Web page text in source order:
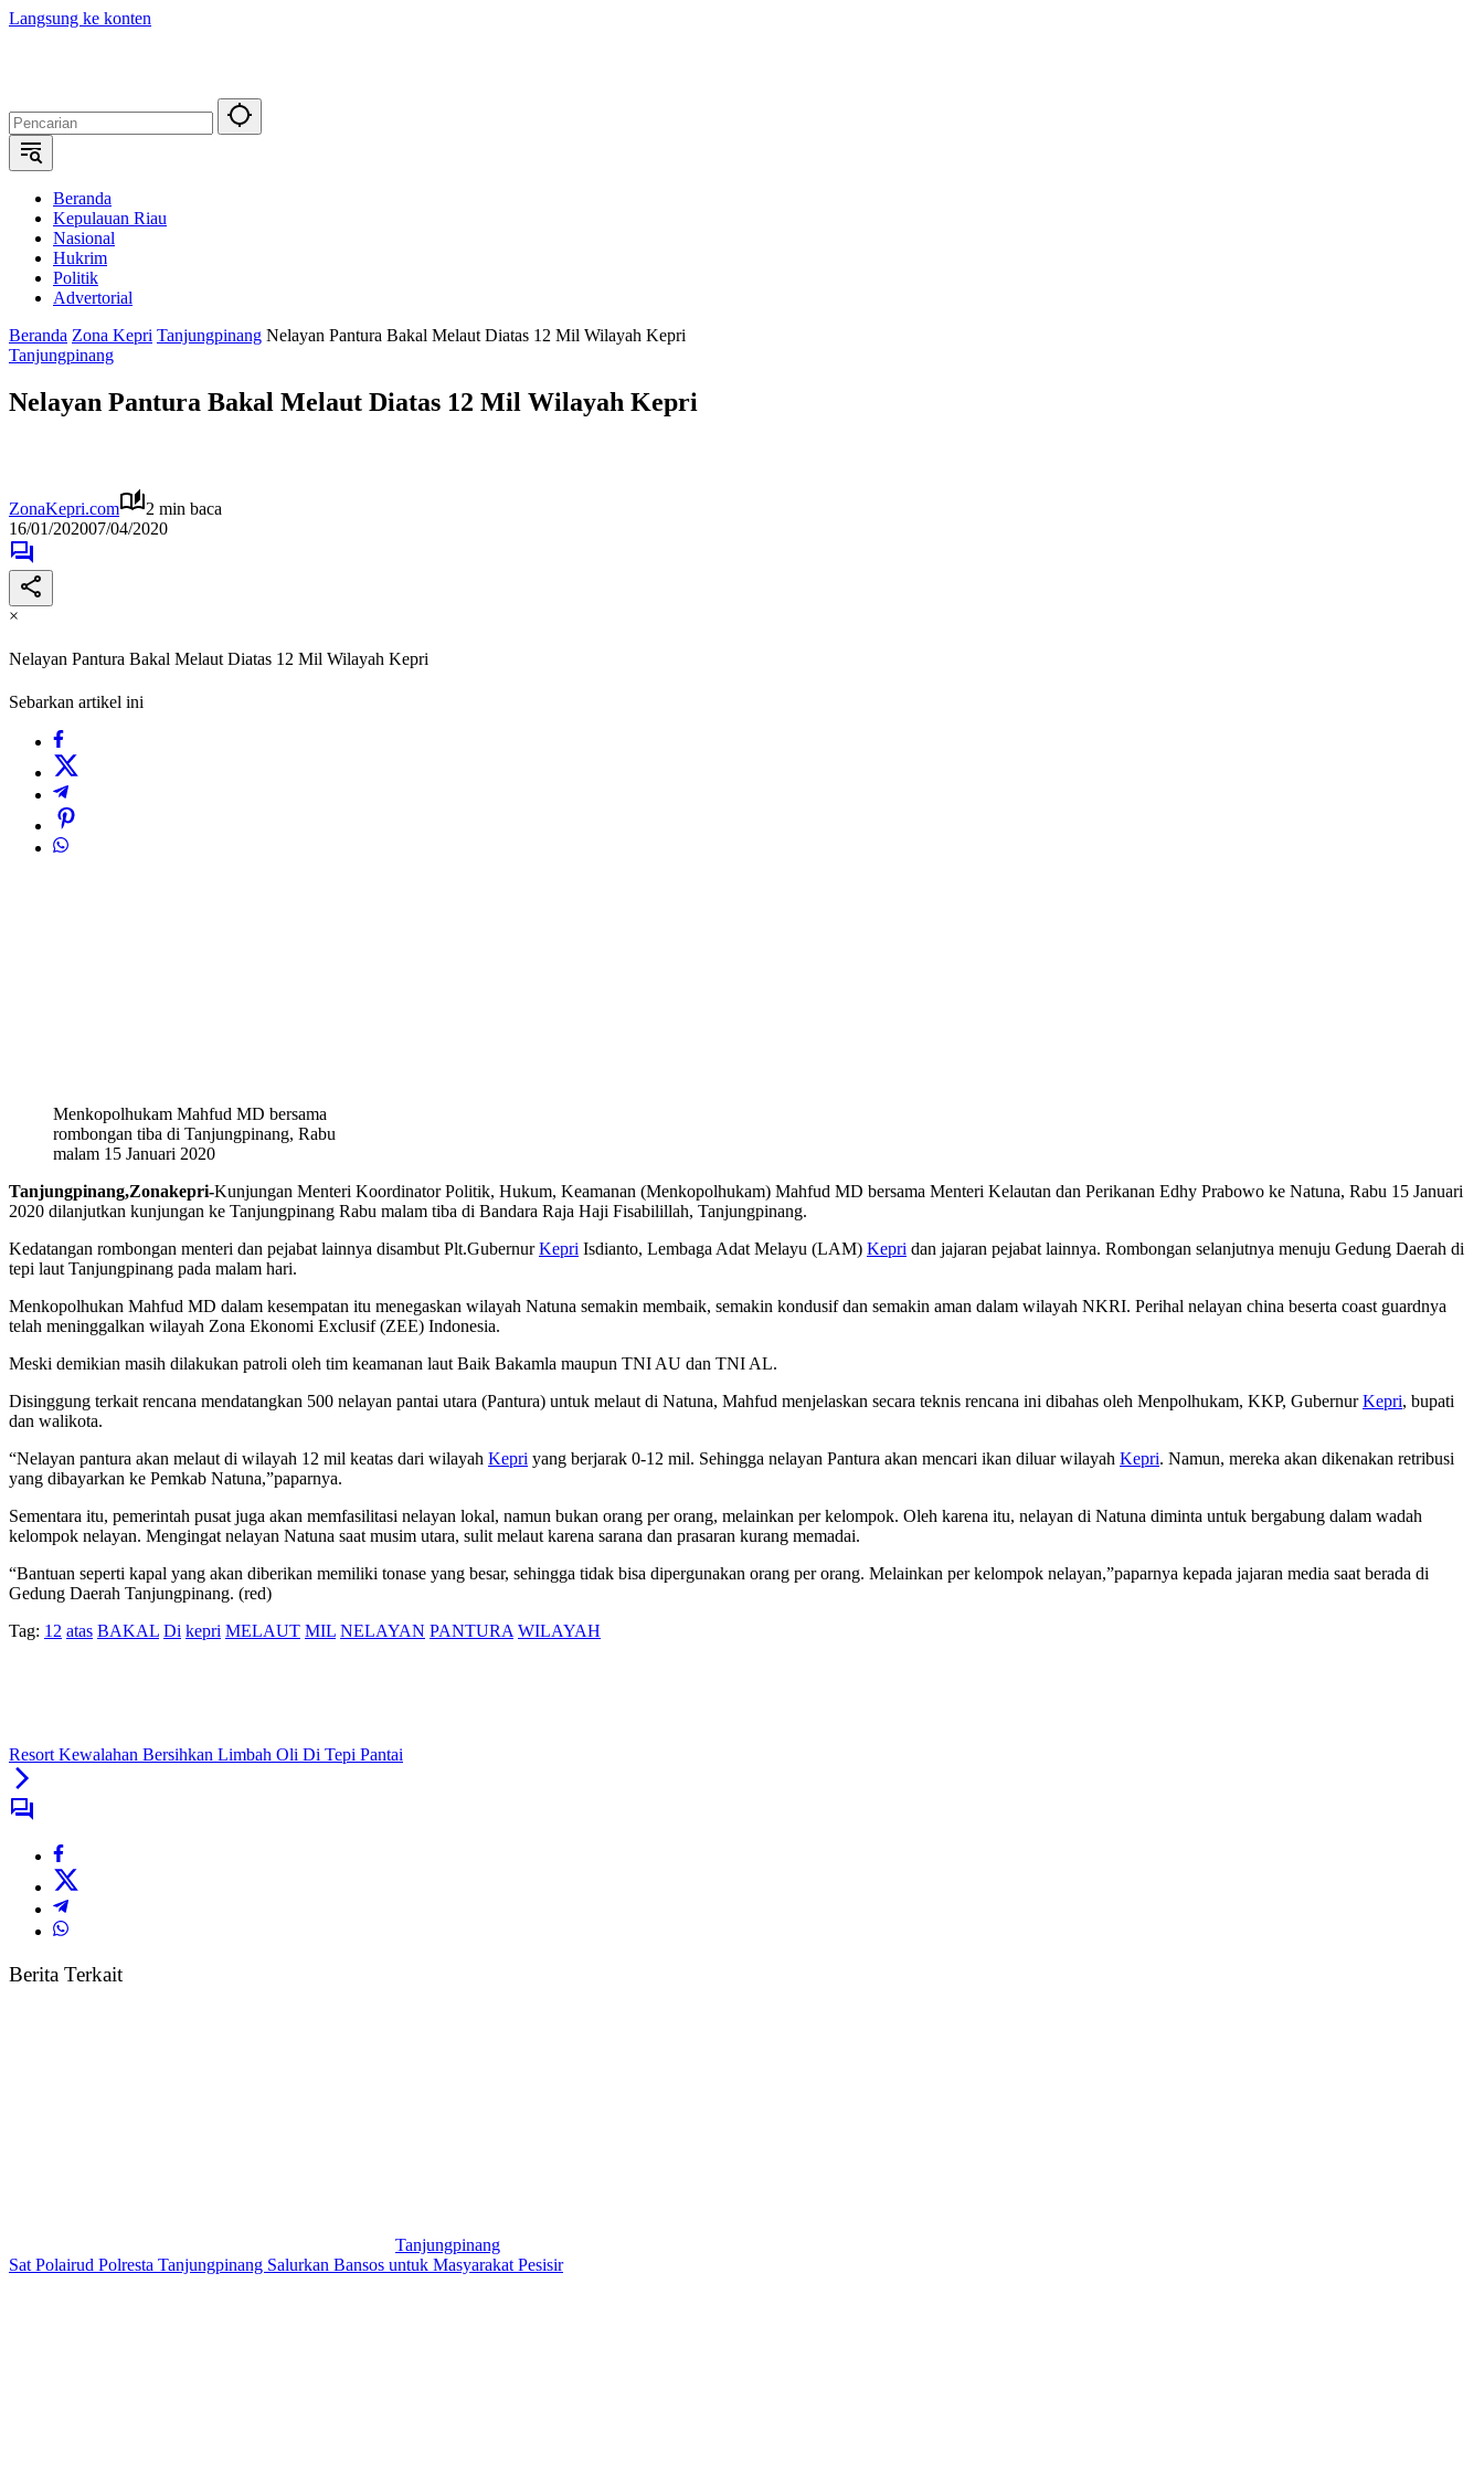
Langsung ke konten
Beranda
Kepulauan Riau
Nasional
Hukrim
Politik
Advertorial
Beranda Zona Kepri Tanjungpinang Nelayan Pantura Bakal Melaut Diatas 12 Mil Wilayah Kepri
Tanjungpinang
Nelayan Pantura Bakal Melaut Diatas 12 Mil Wilayah Kepri
ZonaKepri.com
2 min baca
16/01/202007/04/2020
×
Nelayan Pantura Bakal Melaut Diatas 12 Mil Wilayah Kepri
Sebarkan artikel ini
Menkopolhukam Mahfud MD bersama
rombongan tiba di Tanjungpinang, Rabu
malam 15 Januari 2020
Tanjungpinang,Zonakepri-Kunjungan Menteri Koordinator Politik, Hukum, Keamanan (Menkopolhukam) Mahfud MD bersama Menteri Kelautan dan Perikanan Edhy Prabowo ke Natuna, Rabu 15 Januari
2020 dilanjutkan kunjungan ke Tanjungpinang Rabu malam tiba di Bandara Raja Haji Fisabilillah, Tanjungpinang.
Kedatangan rombongan menteri dan pejabat lainnya disambut Plt.GubernurKepri Isdianto, Lembaga Adat Melayu (LAM) Kepri dan jajaran pejabat lainnya. Rombongan selanjutnya menuju Gedung Daerah di
tepi laut Tanjungpinang pada malam hari.
Menkopolhukan Mahfud MD dalam kesempatan itu menegaskan wilayah Natuna semakin membaik, semakin kondusif dan semakin aman dalam wilayah NKRI. Perihal nelayan china beserta coast guardnya
telah meninggalkan wilayah Zona Ekonomi Exclusif (ZEE) Indonesia.
Meski demikian masih dilakukan patroli oleh tim keamanan laut Baik Bakamla maupun TNI AU dan TNI AL.
Disinggung terkait rencana mendatangkan 500 nelayan pantai utara (Pantura) untuk melaut di Natuna, Mahfud menjelaskan secara teknis rencana ini dibahas oleh Menpolhukam, KKP, GubernurKepri, bupati
dan walikota.
“Nelayan pantura akan melaut di wilayah 12 mil keatas dari wilayah Kepri yang berjarak 0-12 mil. Sehingga nelayan Pantura akan mencari ikan diluar wilayah Kepri. Namun, mereka akan dikenakan retribusi
yang dibayarkan ke Pemkab Natuna,”paparnya.
Sementara itu, pemerintah pusat juga akan memfasilitasi nelayan lokal, namun bukan orang per orang, melainkan per kelompok. Oleh karena itu, nelayan di Natuna diminta untuk bergabung dalam wadah
kelompok nelayan. Mengingat nelayan Natuna saat musim utara, sulit melaut karena sarana dan prasaran kurang memadai.
“Bantuan seperti kapal yang akan diberikan memiliki tonase yang besar, sehingga tidak bisa dipergunakan orang per orang. Melainkan per kelompok nelayan,”paparnya kepada jajaran media saat berada di
Gedung Daerah Tanjungpinang. (red)
Tag: 12 atas BAKAL Di kepri MELAUT MIL NELAYAN PANTURA WILAYAH
Resort Kewalahan Bersihkan Limbah Oli Di Tepi Pantai
Berita Terkait
Tanjungpinang
Sat Polairud Polresta Tanjungpinang Salurkan Bansos untuk Masyarakat Pesisir